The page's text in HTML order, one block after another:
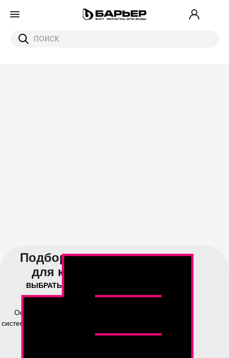
Подбор системы
для коттеджа
ВЫБРАТЬ
Оставьте заявку и мы подберем
систему очистки воды для вашего дома